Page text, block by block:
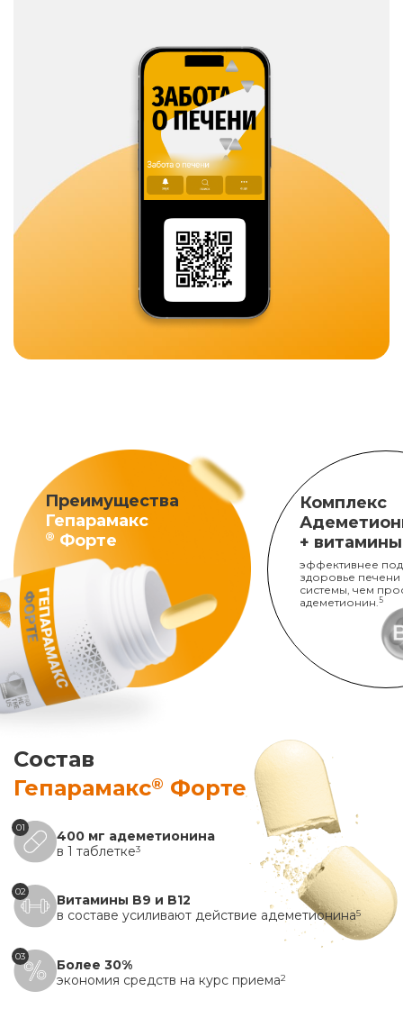
Преимущества
Гепарамакс
® Форте
Комплекс
+
эффективнее
здоровье печени
системы, чем
адеметионин. 5
Состав
Гепарамакс® Форте
01
400 мг адеметионина
в 1 таблетке3
02
Витамины B9 и B12
в составе усиливают действие адеметионина5
03
Более 30%
экономия средств на курс приема2